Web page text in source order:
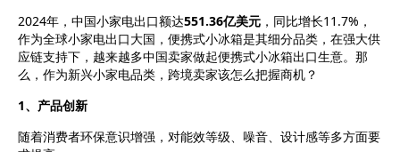
2024年，中国小家电出口额达551.36亿美元 ，同比增长11.7%，
作为全球小家电出口大国，便携式小冰箱是其细分品类，在强大供
应链支持下，越来越多中国卖家做起便携式小冰箱出口生意。那
么，作为新兴小家电品类，跨境卖家该怎么把握商机？
1、产品创新
随着消费者环保意识增强，对能效等级、噪音、设计感等多方面要